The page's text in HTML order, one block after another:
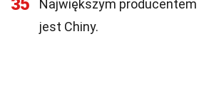
35
Największym producentem
jest Chiny.